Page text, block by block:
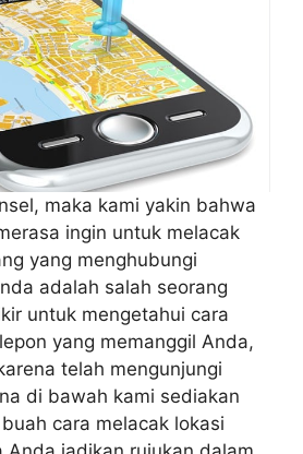
maka kami yakin bahwa
ingin untuk melacak
yang menghubungi
adalah salah seorang
untuk mengetahui cara
yang memanggil Anda,
telah mengunjungi
di bawah kami sediakan
cara melacak lokasi